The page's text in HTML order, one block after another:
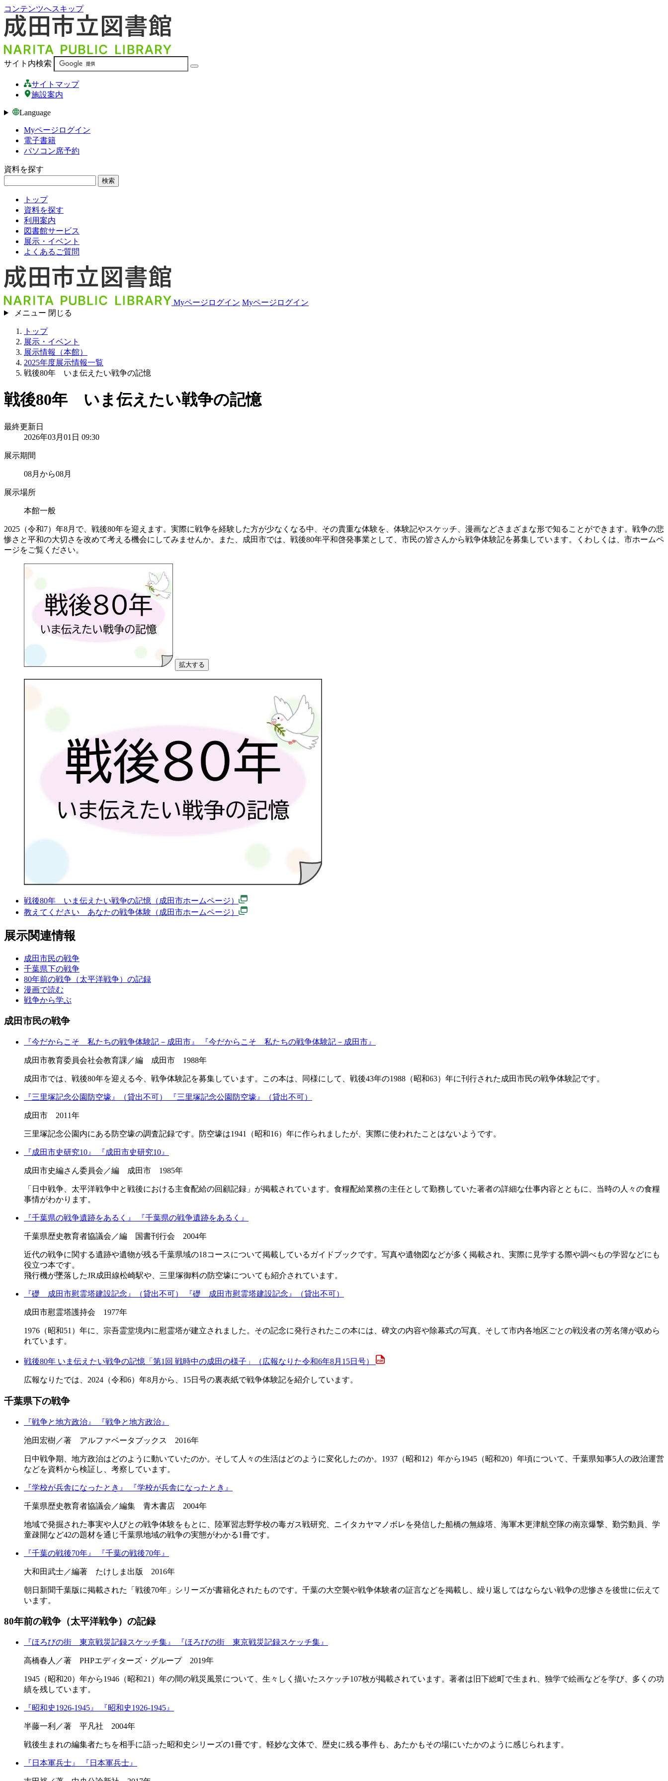
コンテンツへスキップ
サイト内検索
サイトマップ
施設案内
Language
Myページログイン
電子書籍
パソコン席予約
資料を探す
検索
トップ
資料を探す
利用案内
図書館サービス
展示・イベント
よくあるご質問
Myページログイン Myページログイン
メニュー 閉じる
トップ
展示・イベント
展示情報（本館）
2025年度展示情報一覧
戦後80年 いま伝えたい戦争の記憶
戦後80年 いま伝えたい戦争の記憶
最終更新日
2026年03月01日 09:30
展示期間
08月から08月
展示場所
本館一般
2025（令和7）年8月で、戦後80年を迎えます。実際に戦争を経験した方が少なくなる中、その貴重な体験を、体験記やスケッチ、漫画などさまざまな形で知ることができます。戦争の悲
惨さと平和の大切さを改めて考える機会にしてみませんか。また、成田市では、戦後80年平和啓発事業として、市民の皆さんから戦争体験記を募集しています。くわしくは、市ホームペ
ージをご覧ください。
拡大する
戦後80年 いま伝えたい戦争の記憶（成田市ホームページ）
教えてください あなたの戦争体験（成田市ホームページ）
展示関連情報
成田市民の戦争
千葉県下の戦争
80年前の戦争（太平洋戦争）の記録
漫画で読む
戦争から学ぶ
成田市民の戦争
『今だからこそ 私たちの戦争体験記－成田市』 『今だからこそ 私たちの戦争体験記－成田市』
成田市教育委員会社会教育課／編 成田市 1988年
成田市では、戦後80年を迎える今、戦争体験記を募集しています。この本は、同様にして、戦後43年の1988（昭和63）年に刊行された成田市民の戦争体験記です。
『三里塚記念公園防空壕』（貸出不可） 『三里塚記念公園防空壕』（貸出不可）
成田市 2011年
三里塚記念公園内にある防空壕の調査記録です。防空壕は1941（昭和16）年に作られましたが、実際に使われたことはないようです。
『成田市史研究10』 『成田市史研究10』
成田市史編さん委員会／編 成田市 1985年
「日中戦争、太平洋戦争中と戦後における主食配給の回顧記録」が掲載されています。食糧配給業務の主任として勤務していた著者の詳細な仕事内容とともに、当時の人々の食糧
事情がわかります。
『千葉県の戦争遺跡をあるく』 『千葉県の戦争遺跡をあるく』
千葉県歴史教育者協議会／編 国書刊行会 2004年
近代の戦争に関する遺跡や遺物が残る千葉県域の18コースについて掲載しているガイドブックです。写真や遺物図などが多く掲載され、実際に見学する際や調べもの学習などにも
役立つ本です。
飛行機が墜落したJR成田線松崎駅や、三里塚御料の防空壕についても紹介されています。
『礎 成田市慰霊塔建設記念』（貸出不可） 『礎 成田市慰霊塔建設記念』（貸出不可）
成田市慰霊塔護持会 1977年
1976（昭和51）年に、宗吾霊堂境内に慰霊塔が建立されました。その記念に発行されたこの本には、碑文の内容や除幕式の写真、そして市内各地区ごとの戦没者の芳名簿が収めら
れています。
戦後80年 いま伝えたい戦争の記憶「第1回 戦時中の成田の様子」（広報なりた令和6年8月15日号）
広報なりたでは、2024（令和6）年8月から、15日号の裏表紙で戦争体験記を紹介しています。
千葉県下の戦争
『戦争と地方政治』 『戦争と地方政治』
池田宏樹／著 アルファベータブックス 2016年
日中戦争期、地方政治はどのように動いていたのか。そして人々の生活はどのように変化したのか。1937（昭和12）年から1945（昭和20）年頃について、千葉県知事5人の政治運営
などを資料から検証し、考察しています。
『学校が兵舎になったとき』 『学校が兵舎になったとき』
千葉県歴史教育者協議会／編集 青木書店 2004年
地域で発掘された事実や人びとの戦争体験をもとに、陸軍習志野学校の毒ガス戦研究、ニイタカヤマノボレを発信した船橋の無線塔、海軍木更津航空隊の南京爆撃、勤労動員、学
童疎開など42の題材を通じ千葉県地域の戦争の実態がわかる1冊です。
『千葉の戦後70年』 『千葉の戦後70年』
大和田武士／編著 たけしま出版 2016年
朝日新聞千葉版に掲載された「戦後70年」シリーズが書籍化されたものです。千葉の大空襲や戦争体験者の証言などを掲載し、繰り返してはならない戦争の悲惨さを後世に伝えて
います。
80年前の戦争（太平洋戦争）の記録
『ほろびの街 東京戦災記録スケッチ集』 『ほろびの街 東京戦災記録スケッチ集』
高橋春人／著 PHPエディターズ・グループ 2019年
1945（昭和20）年から1946（昭和21）年の間の戦災風景について、生々しく描いたスケッチ107枚が掲載されています。著者は旧下総町で生まれ、独学で絵画などを学び、多くの功
績を残しています。
『昭和史1926-1945』 『昭和史1926-1945』
半藤一利／著 平凡社 2004年
戦後生まれの編集者たちを相手に語った昭和史シリーズの1冊です。軽妙な文体で、歴史に残る事件も、あたかもその場にいたかのように感じられます。
『日本軍兵士』 『日本軍兵士』